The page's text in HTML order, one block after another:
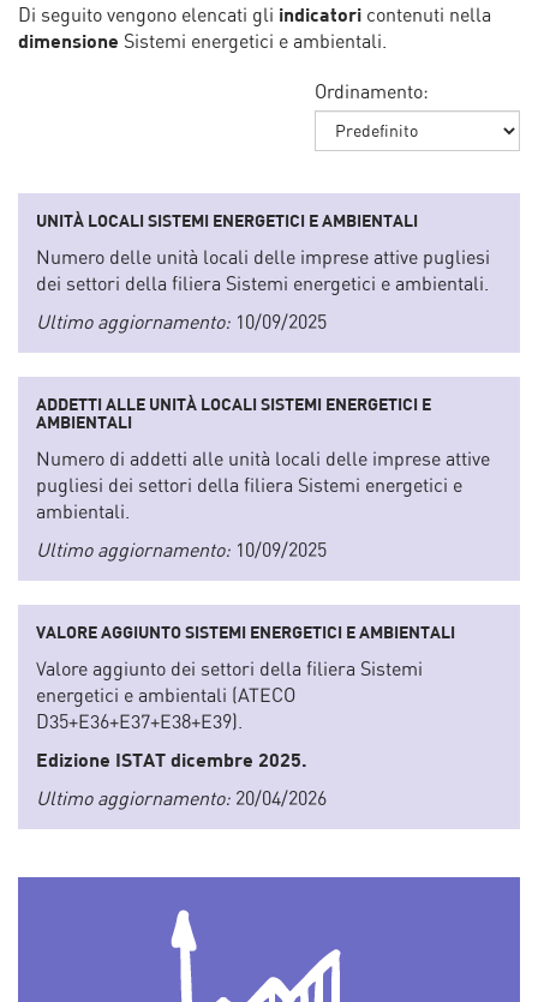
Di seguito vengono elencati gli indicatori contenuti nella
dimensione Sistemi energetici e ambientali.
Ordinamento:
UNITÀ LOCALI SISTEMI ENERGETICI E AMBIENTALI
Numero delle unità locali delle imprese attive pugliesi
dei settori della filiera Sistemi energetici e ambientali.
Ultimo aggiornamento: 10/09/2025
ADDETTI ALLE UNITÀ LOCALI SISTEMI ENERGETICI E
AMBIENTALI
Numero di addetti alle unità locali delle imprese attive
pugliesi dei settori della filiera Sistemi energetici e
ambientali.
Ultimo aggiornamento: 10/09/2025
VALORE AGGIUNTO SISTEMI ENERGETICI E AMBIENTALI
Valore aggiunto dei settori della filiera Sistemi
energetici e ambientali (ATECO
D35+E36+E37+E38+E39).
Edizione ISTAT dicembre 2025.
Ultimo aggiornamento: 20/04/2026